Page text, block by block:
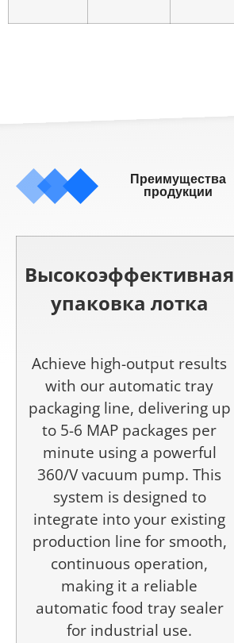
Преимущества
продукции
Высокоэффективная
упаковка лотка
Achieve high-output results
with our automatic tray
packaging line, delivering up
to 5-6 MAP packages per
minute using a powerful
360/V vacuum pump. This
system is designed to
integrate into your existing
production line for smooth,
continuous operation,
making it a reliable
automatic food tray sealer
for industrial use.